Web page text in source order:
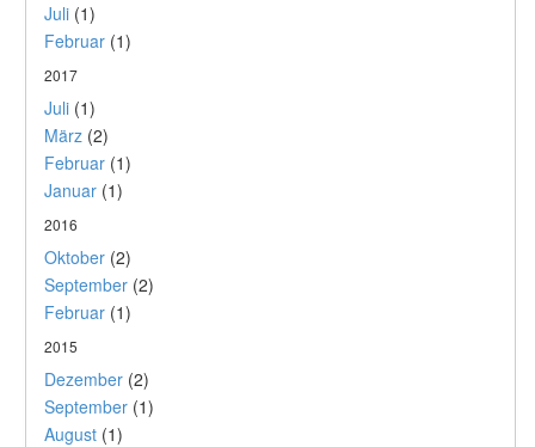
Juli (1)
Februar (1)
2017
Juli (1)
März (2)
Februar (1)
Januar (1)
2016
Oktober (2)
September (2)
Februar (1)
2015
Dezember (2)
September (1)
August (1)